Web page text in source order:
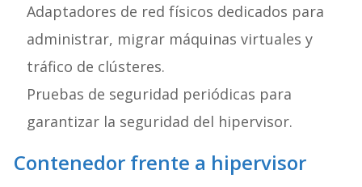
Adaptadores de red físicos dedicados para
administrar, migrar máquinas virtuales y
tráfico de clústeres.
Pruebas de seguridad periódicas para
garantizar la seguridad del hipervisor.
Contenedor frente a hipervisor